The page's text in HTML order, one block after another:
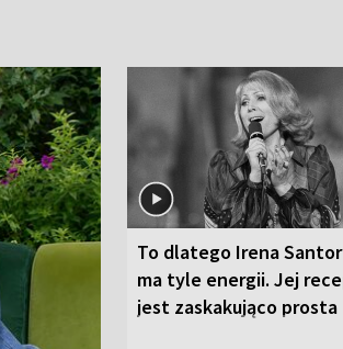
To dlatego Irena
ma tyle energii. Jej
jest zaskakująco prosta